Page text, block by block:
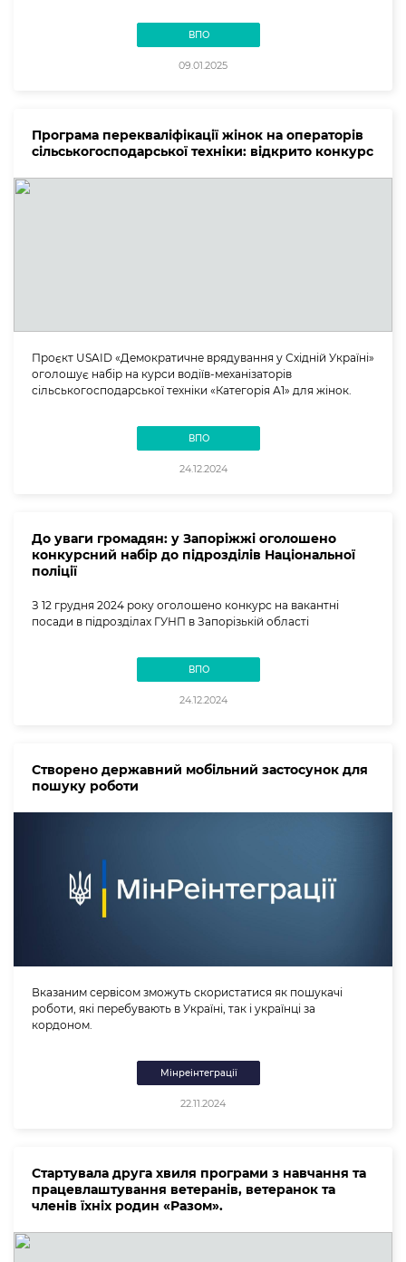
ВПО
09.01.2025
Програма перекваліфікації жінок на операторів
сільськогосподарської техніки: відкрито конкурс
Проєкт USAID «Демократичне врядування у Східній Україні»
оголошує набір на курси водіїв-механізаторів
сільськогосподарської техніки «Категорія А1» для жінок.
ВПО
24.12.2024
До уваги громадян: у Запоріжжі оголошено
конкурсний набір до підрозділів Національної
поліції
З 12 грудня 2024 року оголошено конкурс на вакантні
посади в підрозділах ГУНП в Запорізькій області
ВПО
24.12.2024
Створено державний мобільний застосунок для
пошуку роботи
Вказаним сервісом зможуть скористатися як пошукачі
роботи, які перебувають в Україні, так і українці за
кордоном.
Мінреінтеграції
22.11.2024
Стартувала друга хвиля програми з навчання та
працевлаштування ветеранів, ветеранок та
членів їхніх родин «Разом».